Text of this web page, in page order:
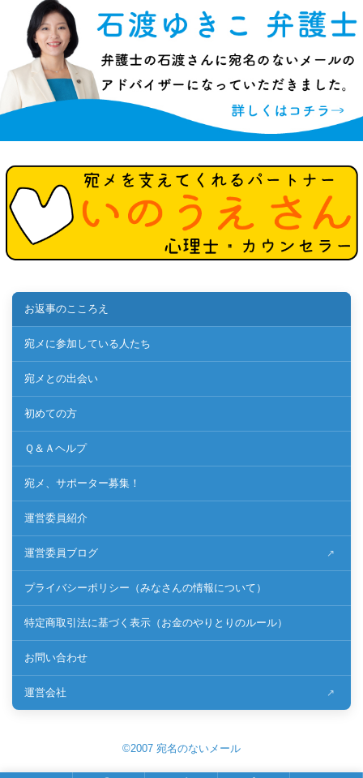
お返事のこころえ
宛メに参加している人たち
宛メとの出会い
初めての方
Ｑ＆Ａヘルプ
宛メ、サポーター募集！
運営委員紹介
運営委員ブログ
プライバシーポリシー（みなさんの情報について）
特定商取引法に基づく表示（お金のやりとりのルール）
お問い合わせ
運営会社
©2007 宛名のないメール